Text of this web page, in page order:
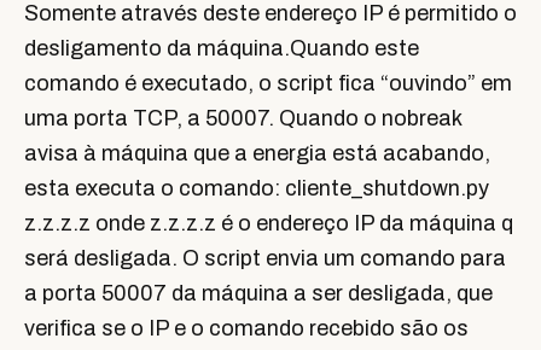
Somente através deste endereço IP é permitido o
desligamento da máquina.Quando este
comando é executado, o script fica “ouvindo” em
uma porta TCP, a 50007. Quando o nobreak
avisa à máquina que a energia está acabando,
esta executa o comando: cliente_shutdown.py
z.z.z.z onde z.z.z.z é o endereço IP da máquina q
será desligada. O script envia um comando para
a porta 50007 da máquina a ser desligada, que
verifica se o IP e o comando recebido são os